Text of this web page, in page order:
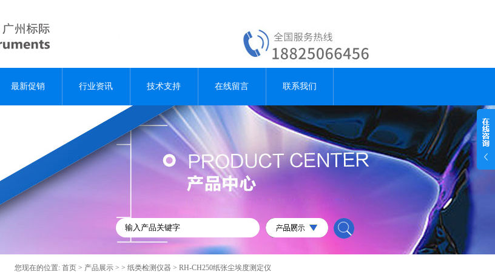
最新促销 行业资讯 技术支持 在线留言 联系我们
您现在的位置: 首页 > 产品展示 > > 纸类检测仪器 > RH-CH250纸张尘埃度测定仪